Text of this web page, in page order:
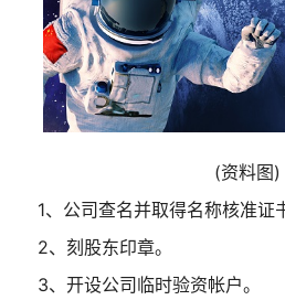
(资料图)
1、公司查名并取得名称核准证
2、刻股东印章。
3、开设公司临时验资帐户。